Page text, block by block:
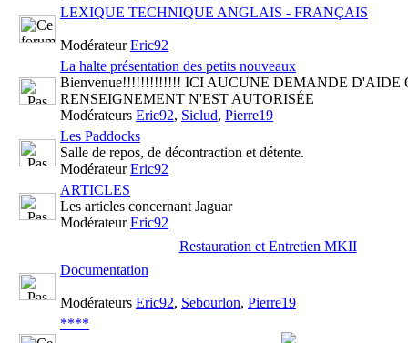
LEXIQUE TECHNIQUE ANGLAIS - FRANÇAIS
ModérateurEric92
La halte présentation des petits nouveaux
Bienvenue!!!!!!!!!!!!! ICI AUCUNE DEMANDE D'AIDE
RENSEIGNEMENT N'EST AUTORISÉE
Modérateurs Eric92, Siclud, Pierre19
Les Paddocks
Salle de repos, de décontraction et détente.
ModérateurEric92
ARTICLES
Les articles concernant Jaguar
ModérateurEric92
Restauration et Entretien MKII
Documentation
Modérateurs Eric92, Sebourlon, Pierre19
****